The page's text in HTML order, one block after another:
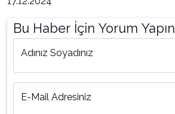
Bu Haber İçin Yorum Yapın
Adınız Soyadınız
E-Mail Adresiniz